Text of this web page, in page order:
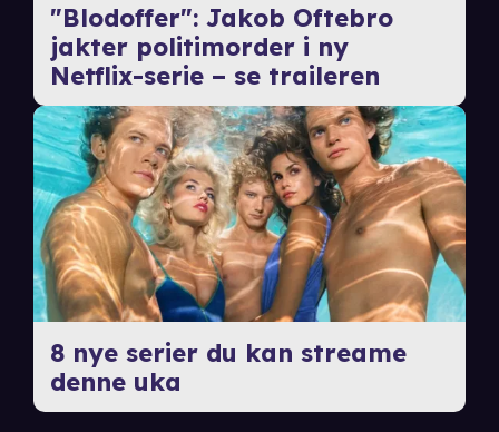
"Blodoffer": Jakob Oftebro
jakter politimorder i ny
Netflix-serie – se traileren
8 nye serier du kan streame
denne uka